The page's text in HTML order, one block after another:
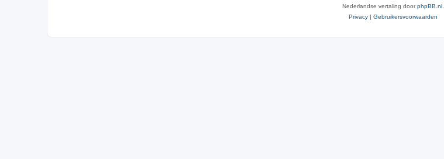
Nederlandse vertaling doorphpBB.nl.
Privacy | Gebruikersvoorwaarden